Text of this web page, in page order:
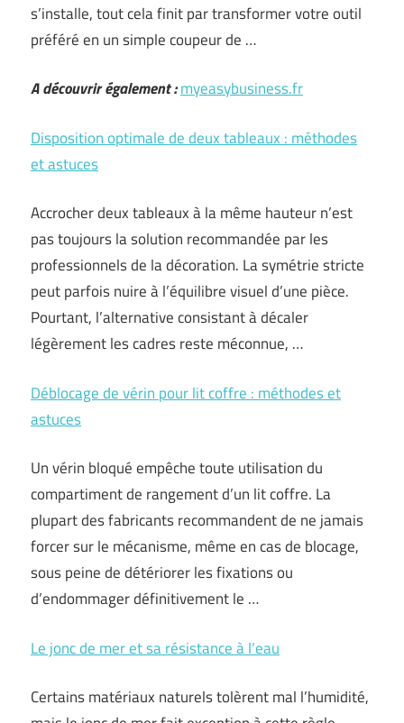
s’installe, tout cela finit par transformer votre outil
préféré en un simple coupeur de …
A découvrir également :myeasybusiness.fr
Disposition optimale de deux tableaux : méthodes
et astuces
Accrocher deux tableaux à la même hauteur n’est
pas toujours la solution recommandée par les
professionnels de la décoration. La symétrie stricte
peut parfois nuire à l’équilibre visuel d’une pièce.
Pourtant, l’alternative consistant à décaler
légèrement les cadres reste méconnue, …
Déblocage de vérin pour lit coffre : méthodes et
astuces
Un vérin bloqué empêche toute utilisation du
compartiment de rangement d’un lit coffre. La
plupart des fabricants recommandent de ne jamais
forcer sur le mécanisme, même en cas de blocage,
sous peine de détériorer les fixations ou
d’endommager définitivement le …
Le jonc de mer et sa résistance à l’eau
Certains matériaux naturels tolèrent mal l’humidité,